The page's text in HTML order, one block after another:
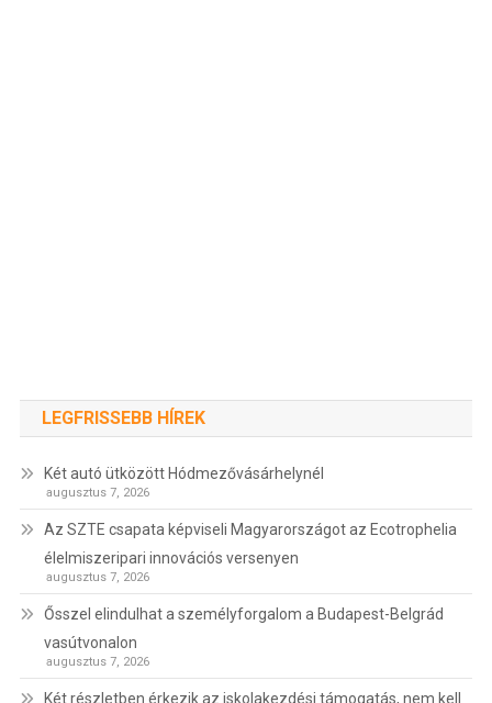
LEGFRISSEBB HÍREK
Két autó ütközött Hódmezővásárhelynél
augusztus 7, 2026
Az SZTE csapata képviseli Magyarországot az Ecotrophelia
élelmiszeripari innovációs versenyen
augusztus 7, 2026
Ősszel elindulhat a személyforgalom a Budapest-Belgrád
vasútvonalon
augusztus 7, 2026
Két részletben érkezik az iskolakezdési támogatás, nem kell